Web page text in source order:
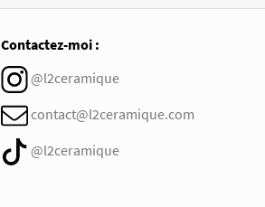
Contactez-moi :
@l2ceramique
contact@l2ceramique.com
@l2ceramique